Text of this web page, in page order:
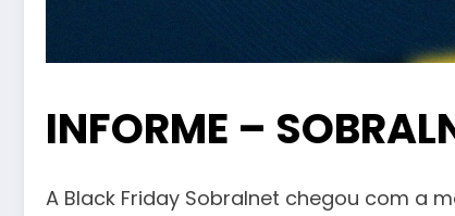
INFORME –
A Black Friday Sobralnet chegou com a